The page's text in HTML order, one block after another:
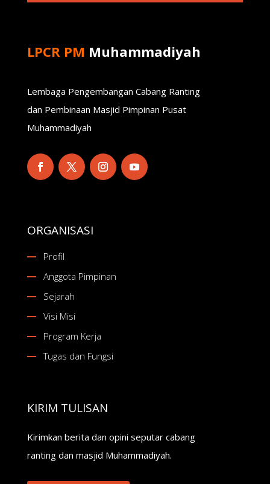
LPCR PM Muhammadiyah
Lembaga Pengembangan Cabang Ranting
dan Pembinaan Masjid Pimpinan Pusat
Muhammadiyah
ORGANISASI
Profil
Anggota Pimpinan
Sejarah
Visi Misi
Program Kerja
Tugas dan Fungsi
KIRIM TULISAN
Kirimkan berita dan opini seputar cabang
ranting dan masjid Muhammadiyah.